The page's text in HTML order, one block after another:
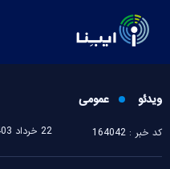
ویدئو عمومی
کد خبر : 164042 22 خرداد 1403 - 17:56